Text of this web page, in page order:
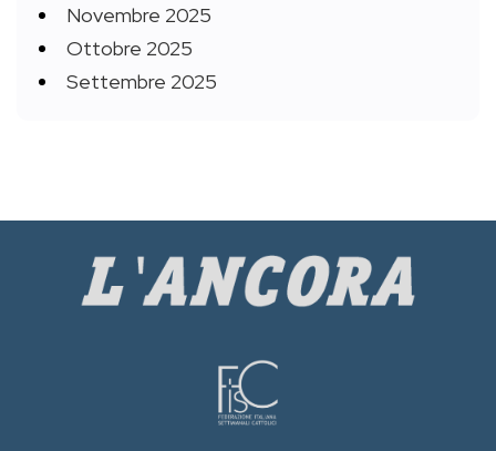
Novembre 2025
Ottobre 2025
Settembre 2025